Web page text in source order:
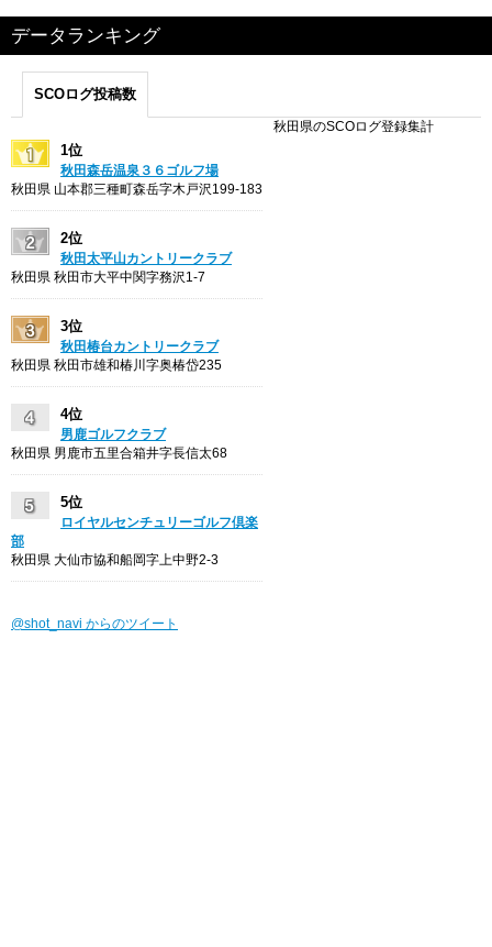
データランキング
SCOログ投稿数
秋田県のSCOログ登録集計
1位
秋田森岳温泉３６ゴルフ場
秋田県 山本郡三種町森岳字木戸沢199-183
2位
秋田太平山カントリークラブ
秋田県 秋田市大平中関字務沢1-7
3位
秋田椿台カントリークラブ
秋田県 秋田市雄和椿川字奥椿岱235
4位
男鹿ゴルフクラブ
秋田県 男鹿市五里合箱井字長信太68
5位
ロイヤルセンチュリーゴルフ倶楽
部
秋田県 大仙市協和船岡字上中野2-3
@shot_navi からのツイート